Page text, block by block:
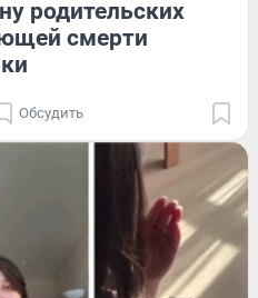
родительских
смерти
Обсудить